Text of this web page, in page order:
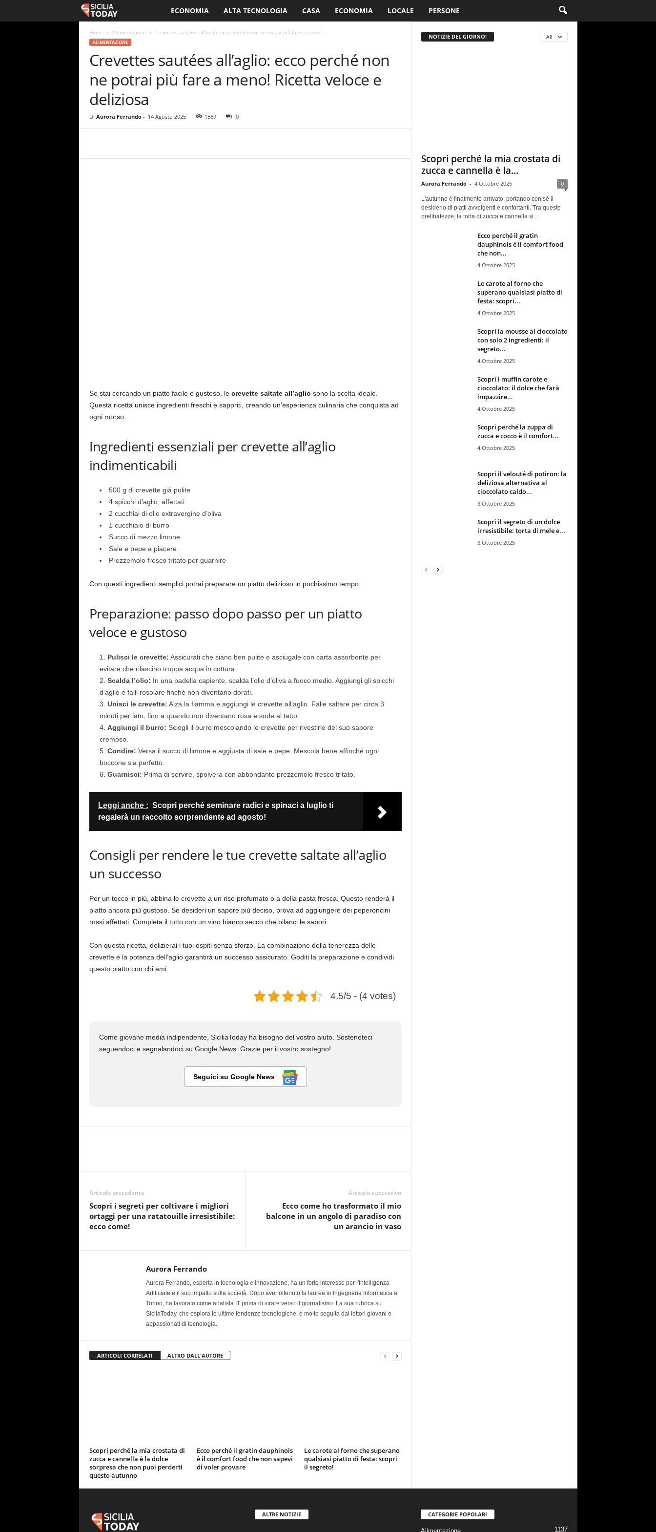
i
i
T
ECONOMIA ALTA TECNOLOGIA CASA ECONOMIA LOCALE PERSONE
Home Alimentazione Crevettes sautées all’aglio: ecco perché non ne potrai più fare a meno!...
ALIMENTAZIONE
Crevettes sautées all’aglio: ecco perché non
ne potrai più fare a meno! Ricetta veloce e
deliziosa
Di Aurora Ferrando- 14 Agosto 2025 1569 0
Se stai cercando un piatto facile e gustoso, le crevette saltate all’aglio sono la scelta ideale.
Questa ricetta unisce ingredienti freschi e saporiti, creando un’esperienza culinaria che conquista ad
ogni morso.
Ingredienti essenziali per crevette all’aglio
indimenticabili
500 g di crevette già pulite
4 spicchi d’aglio, affettati
2 cucchiai di olio extravergine d’oliva
1 cucchiaio di burro
Succo di mezzo limone
Sale e pepe a piacere
Prezzemolo fresco tritato per guarnire
Con questi ingredienti semplici potrai preparare un piatto delizioso in pochissimo tempo.
Preparazione: passo dopo passo per un piatto
veloce e gustoso
Pulisci le crevette: Assicurati che siano ben pulite e asciugale con carta assorbente per
evitare che rilascino troppa acqua in cottura.
Scalda l’olio: In una padella capiente, scalda l’olio d’oliva a fuoco medio. Aggiungi gli spicchi
d’aglio e falli rosolare finché non diventano dorati.
Unisci le crevette: Alza la fiamma e aggiungi le crevette all’aglio. Falle saltare per circa 3
minuti per lato, fino a quando non diventano rosa e sode al tatto.
Aggiungi il burro: Sciogli il burro mescolando le crevette per rivestirle del suo sapore
cremoso.
Condire: Versa il succo di limone e aggiusta di sale e pepe. Mescola bene affinché ogni
boccone sia perfetto.
Guarnisci: Prima di servire, spolvera con abbondante prezzemolo fresco tritato.
Leggi anche : Scopri perché seminare radici e spinaci a luglio ti
regalerà un raccolto sorprendente ad agosto!
Consigli per rendere le tue crevette saltate all’aglio
un successo
Per un tocco in più, abbina le crevette a un riso profumato o a della pasta fresca. Questo renderà il
piatto ancora più gustoso. Se desideri un sapore più deciso, prova ad aggiungere dei peperoncini
rossi affettati. Completa il tutto con un vino bianco secco che bilanci le sapori.
Con questa ricetta, delizierai i tuoi ospiti senza sforzo. La combinazione della tenerezza delle
crevette e la potenza dell’aglio garantirà un successo assicurato. Goditi la preparazione e condividi
questo piatto con chi ami.
4.5/5 - (4 votes)
Come giovane media indipendente, SiciliaToday ha bisogno del vostro aiuto. Sosteneteci
seguendoci e segnalandoci su Google News. Grazie per il vostro sostegno!
Seguici su Google News
Articolo precedente
Scopri i segreti per coltivare i migliori
ortaggi per una ratatouille irresistibile:
ecco come!
Articolo successivo
Ecco come ho trasformato il mio
balcone in un angolo di paradiso con
un arancio in vaso
Aurora Ferrando
Aurora Ferrando, esperta in tecnologia e innovazione, ha un forte interesse per l'Intelligenza
Artificiale e il suo impatto sulla società. Dopo aver ottenuto la laurea in Ingegneria Informatica a
Torino, ha lavorato come analista IT prima di virare verso il giornalismo. La sua rubrica su
SicilaToday, che esplora le ultime tendenze tecnologiche, è molto seguita dai lettori giovani e
appassionati di tecnologia.
ARTICOLI CORRELATI ALTRO DALL'AUTORE
Scopri perché la mia crostata di
zucca e cannella è la dolce
sorpresa che non puoi perderti
questo autunno
Ecco perché il gratin dauphinois
è il comfort food che non sapevi
di voler provare
Le carote al forno che superano
qualsiasi piatto di festa: scopri
il segreto!
NOTIZIE DEL GIORNO! All
Scopri perché la mia crostata di
zucca e cannella è la...
Aurora Ferrando - 4 Ottobre 2025 0
L'autunno è finalmente arrivato, portando con sé il
desiderio di piatti avvolgenti e confortanti. Tra queste
prelibatezze, la torta di zucca e cannella si...
Ecco perché il gratin
dauphinois è il comfort food
che non...
4 Ottobre 2025
Le carote al forno che
superano qualsiasi piatto di
festa: scopri...
4 Ottobre 2025
Scopri la mousse al cioccolato
con solo 2 ingredienti: il
segreto...
4 Ottobre 2025
Scopri i muffin carote e
cioccolato: il dolce che farà
impazzire...
4 Ottobre 2025
Scopri perché la zuppa di
zucca e cocco è il comfort...
4 Ottobre 2025
Scopri il velouté di potiron: la
deliziosa alternativa al
cioccolato caldo...
3 Ottobre 2025
Scopri il segreto di un dolce
irresistibile: torta di mele e...
3 Ottobre 2025
ALTRE NOTIZIE CATEGORIE POPOLARI
1137